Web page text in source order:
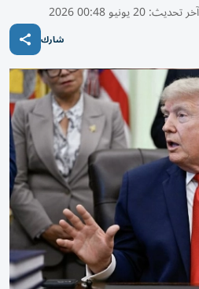
آخر تحديث:20 يونيو 00:48 2026
شارك